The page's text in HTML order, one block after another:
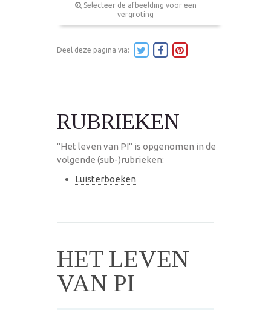
Selecteer de afbeelding voor een
vergroting
Deel deze pagina via:
RUBRIEKEN
"Het leven van PI" is opgenomen in de
volgende (sub-)rubrieken:
Luisterboeken
HET LEVEN
VAN PI